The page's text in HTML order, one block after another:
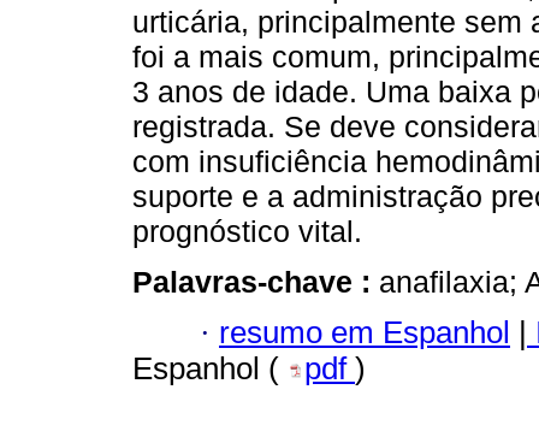
urticária, principalmente sem
foi a mais comum,
3 anos de idade. Uma baixa
registrada. Se deve
com insuficiência
suporte e a administração
prognóstico vital.
Palavras-chave : anafilaxia;
· resumo em Espanhol
Espanhol (
pdf )